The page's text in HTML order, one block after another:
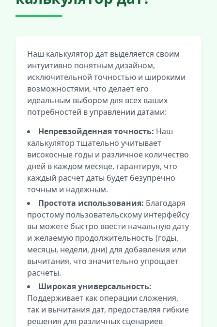
Наш калькулятор дат выделяется своим
интуитивно понятным дизайном,
исключительной точностью и широкими
возможностями, что делает его
идеальным выбором для всех ваших
потребностей в управлении датами:
Непревзойденная точность: Наш
калькулятор тщательно учитывает
високосные годы и различное количество
дней в каждом месяце, гарантируя, что
каждый расчет даты будет безупречно
точным и надежным.
Простота использования: Благодаря
простому пользовательскому интерфейсу
вы можете быстро ввести начальную дату
и желаемую продолжительность (годы,
месяцы, недели, дни) для добавления или
вычитания, что значительно упрощает
расчеты.
Широкая универсальность:
Поддерживает как операции сложения,
так и вычитания дат, предоставляя гибкие
решения для различных сценариев